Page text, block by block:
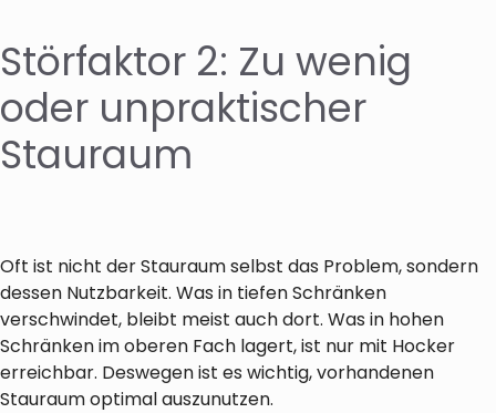
Störfaktor 2: Zu wenig
oder unpraktischer
Stauraum
Oft ist nicht der Stauraum selbst das Problem, sondern
dessen Nutzbarkeit. Was in tiefen Schränken
verschwindet, bleibt meist auch dort. Was in hohen
Schränken im oberen Fach lagert, ist nur mit Hocker
erreichbar. Deswegen ist es wichtig, vorhandenen
Stauraum optimal auszunutzen.